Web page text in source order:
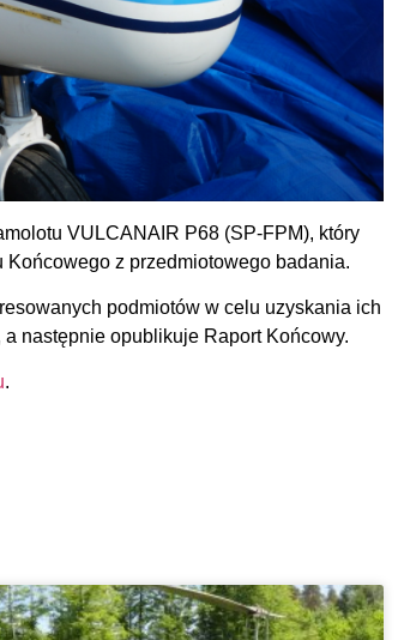
VULCANAIR P68 (SP-FPM), który
Końcowego z przedmiotowego badania.
podmiotów w celu uzyskania ich
następnie opublikuje Raport Końcowy.
.